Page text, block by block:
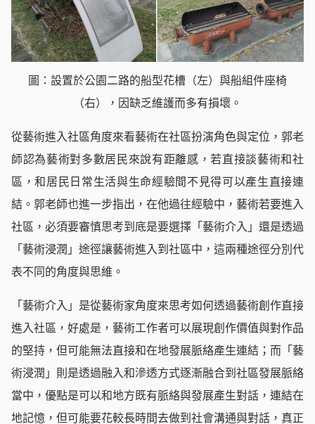
圖：設置於公園二路的船型花槽（左）與船組件座椅
（右），因缺乏維護而多有損壞。
從藝術進入社區角度來看藝術在社區扮演角色與定位，郭老
師認為藝術對多數居民來說有距離感，若直接談藝術和社
區，和居民日常生活與生命經驗間不見得可以產生直接連
結。郭老師也進一步指出，在他過往經驗中，藝術若要進入
社區，必須要審慎思考到底是要選擇「藝術介入」還是透過
「藝術浸潤」途徑讓藝術進入到社區中，這兩種途徑分別代
表不同的角度與思維。
「藝術介入」是從藝術家角度來思考如何透過藝術創作直接
進入社區，好處是，藝術工作者可以展現創作價值與對作品
的堅持，但可能無法直接和在地發展脈絡產生連結；而「藝
術浸潤」則是透過融入和滲透方式逐漸融合到社區發展脈絡
當中，優點是可以和地方既有脈絡與發展產生對話，連結在
地記憶，但可能要花較長時間去做到社會溝通與對話，真正